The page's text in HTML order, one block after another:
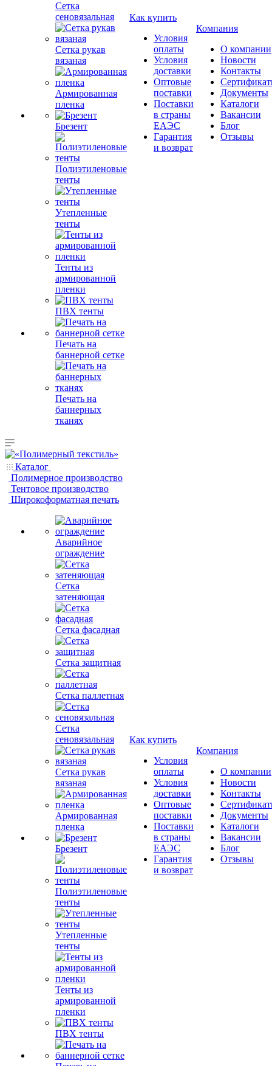
Сетка
сеновязальная
Сетка рукав
вязаная
Армированная
пленка
Брезент
Полиэтиленовые
тенты
Утепленные
тенты
Тенты из
армированной
пленки
ПВХ тенты
Печать на
баннерной сетке
Печать на
баннерных
тканях
Как купить
Условия
оплаты
Условия
доставки
Оптовые
поставки
Поставки
в страны
ЕАЭС
Гарантия
и возврат
Компания
О компании
Новости
Контакты
Документы
Каталоги
Вакансии
Блог
Отзывы
Каталог
Полимерное производство
Тентовое производство
Широкоформатная печать
Аварийное
ограждение
Сетка
затеняющая
Сетка фасадная
Сетка защитная
Сетка паллетная
Сетка
сеновязальная
Сетка рукав
вязаная
Армированная
пленка
Брезент
Полиэтиленовые
тенты
Утепленные
тенты
Тенты из
армированной
пленки
ПВХ тенты
Как купить
Условия
оплаты
Условия
доставки
Оптовые
поставки
Поставки
в страны
ЕАЭС
Гарантия
и возврат
Компания
О компании
Новости
Контакты
Документы
Каталоги
Вакансии
Блог
Отзывы